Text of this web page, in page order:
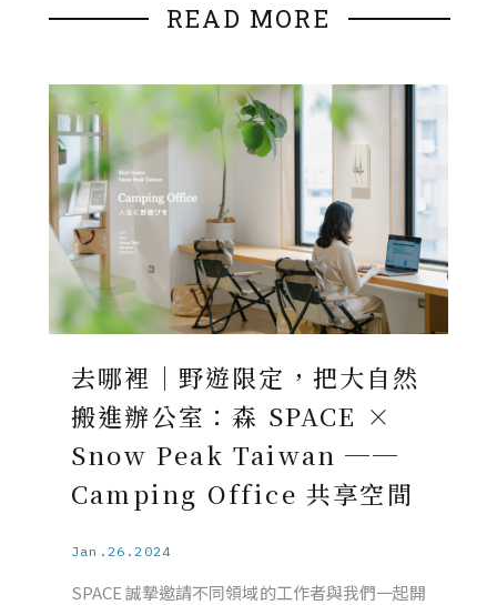
READ MORE
去哪裡｜野遊限定，把大自然
搬進辦公室：森 SPACE ×
Snow Peak Taiwan ──
Camping Office 共享空間
Jan.26.2024
SPACE 誠摯邀請不同領域的工作者與我們一起開